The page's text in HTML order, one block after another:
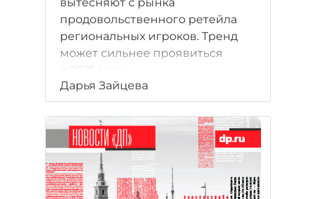
продовольственного ретейла
региональных игроков. Тренд
может сильнее проявиться
в 2021 году.
Дарья Зайцева